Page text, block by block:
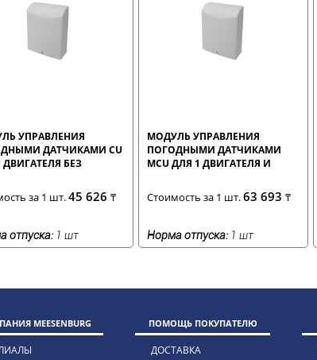
УПРАВЛЕНИЯ
ДАТЧИКАМИ CU
ДВИГАТЕЛЯ БЕЗ
за 1 шт.45 626 ₸
отпуска:1 шт
МОДУЛЬ УПРАВЛЕНИЯ
ПОГОДНЫМИ ДАТЧИКАМИ
MCU ДЛЯ 1 ДВИГАТЕЛЯ И
Стоимость за 1 шт.63 693 ₸
Норма отпуска:1 шт
MEESENBURG ПОМОЩЬ ПОКУПАТЕЛЮ
ДОСТАВКА